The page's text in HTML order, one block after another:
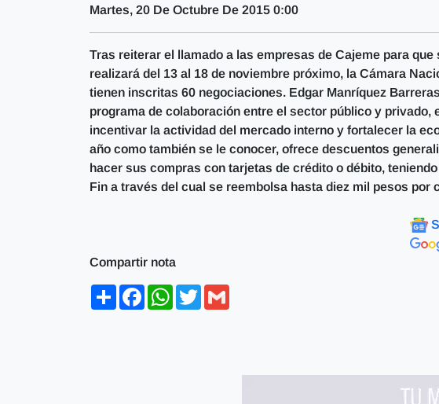
Martes, 20 De Octubre De 2015 0:00
Tras reiterar el llamado a las empresas de Cajeme para
realizará del 13 al 18 de noviembre próximo, la Cámara
tienen inscritas 60 negociaciones. Edgar Manríquez
programa de colaboración entre el sector público y privado,
incentivar la actividad del mercado interno y fortalecer la
año como también se le conocer, ofrece descuentos
hacer sus compras con tarjetas de crédito o débito,
Fin a través del cual se reembolsa hasta diez mil pesos por
Compartir nota
ShareFacebookWhatsApp
Twitter